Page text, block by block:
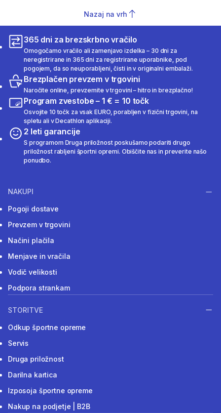
Nazaj na vrh
365 dni za brezskrbno vračilo
Omogočamo vračilo ali zamenjavo izdelka – 30 dni za
neregistrirane in 365 dni za registrirane uporabnike, pod
pogojem, da so neuporabljeni, čisti in v originalni embalaži.
Brezplačen prevzem v trgovini
Naročite online, prevzemite v trgovini – hitro in brezplačno!
Program zvestobe – 1 € = 10 točk
Osvojite 10 točk za vsak EURO, porabljen v fizični trgovini, na
spletu ali v Decathlon aplikaciji.
2 leti garancije
S programom Druga priložnost poskušamo podariti drugo
priložnost rabljeni športni opremi. Obiščite nas in preverite našo
ponudbo.
NAKUPI
Pogoji dostave
Prevzem v trgovini
Načini plačila
Menjave in vračila
Vodič velikosti
Podpora strankam
STORITVE
Odkup športne opreme
Servis
Druga priložnost
Darilna kartica
Izposoja športne opreme
Nakup na podjetje | B2B